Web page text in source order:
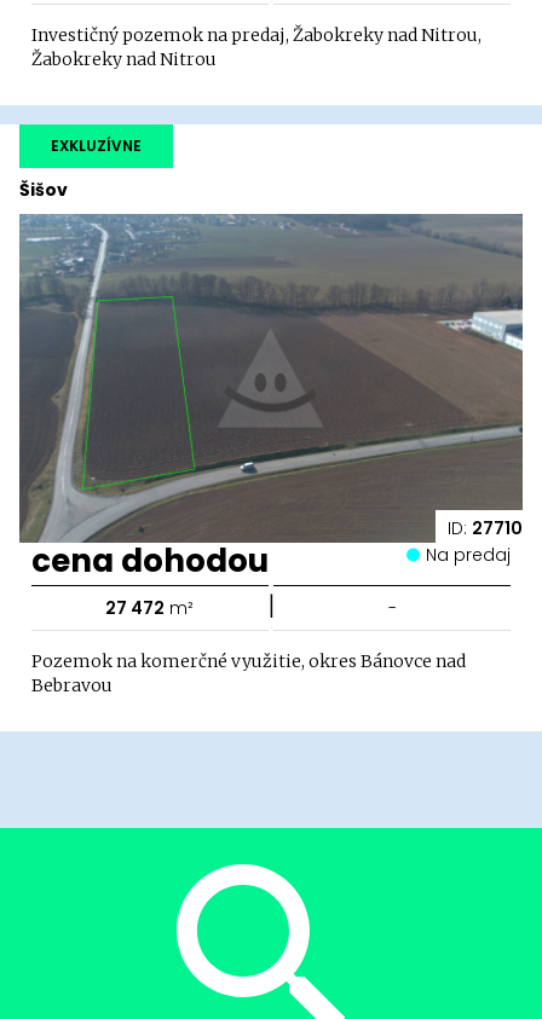
Investičný pozemok na predaj, Žabokreky nad Nitrou,
Žabokreky nad Nitrou
ID: 27710
Šišov
EXKLUZÍVNE
cena dohodou Na predaj
27 472 m² | -
Pozemok na komerčné využitie, okres Bánovce nad
Bebravou